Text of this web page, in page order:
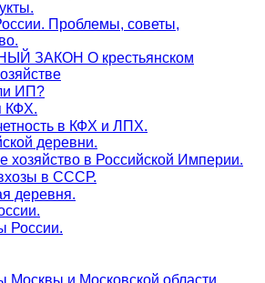
Проблемы, советы,
ЗАКОН О крестьянском
ИП?
КФХ.
в КФХ и ЛПХ.
деревни.
хозяйство в Российской Империи.
в СССР.
деревня.
России.